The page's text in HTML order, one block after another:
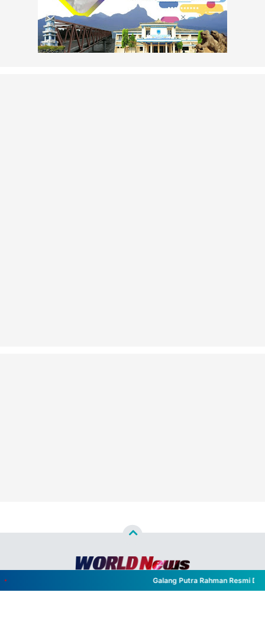
Galang Putra Rahman Resmi
WORLD NEWS™- All Rights Reserved
Designed byNghustle